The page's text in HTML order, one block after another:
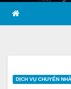
DỊCH VỤ CHUYỂN NHÀ